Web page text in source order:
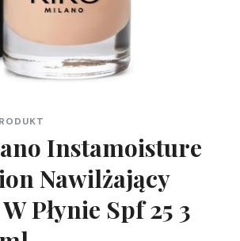
Instamoisture
Nawilżający
Płynie Spf 25 3